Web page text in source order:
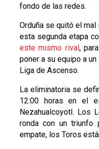
fondo de las redes.
Orduña se quitó el
esta segunda etapa
este mismo rival,
poner a su equipo a
Liga de Ascenso.
La eliminatoria se
12:00 horas en el
Nezahualcoyotl. Los
ronda con un triunfo
empate, los Toros